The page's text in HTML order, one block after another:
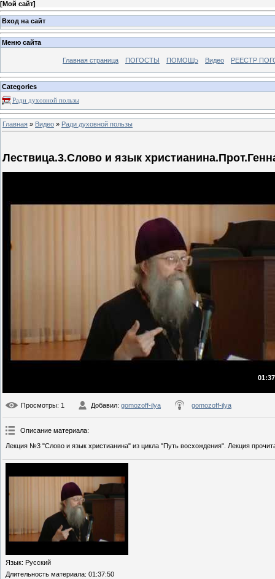
[Мой сайт]
Вход на сайт
Меню сайта
Главная страница ПОГОСТЫ ПОМОЩЬ Видео РЕЕСТР
Categories
Ради духовной пользы
Главная » Видео » Ради духовной пользы
Лествица.3.Слово и язык
Просмотры: 1 Добавил: gomozoff-ilya gomozoff-ilya
Описание материала:
Лекция №3 "Слово и язык христианина" из цикла "Путь восхождения". Лекция
Язык: Русский
Длительность материала: 01:37:50